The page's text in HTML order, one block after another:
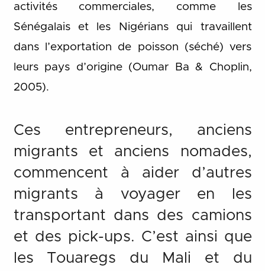
activités commerciales, comme les
Sénégalais et les Nigérians qui travaillent
dans l’exportation de poisson (séché) vers
leurs pays d’origine (Oumar Ba & Choplin,
2005).
Ces entrepreneurs, anciens
migrants et anciens nomades,
commencent à aider d’autres
migrants à voyager en les
transportant dans des camions
et des pick-ups. C’est ainsi que
les Touaregs du Mali et du